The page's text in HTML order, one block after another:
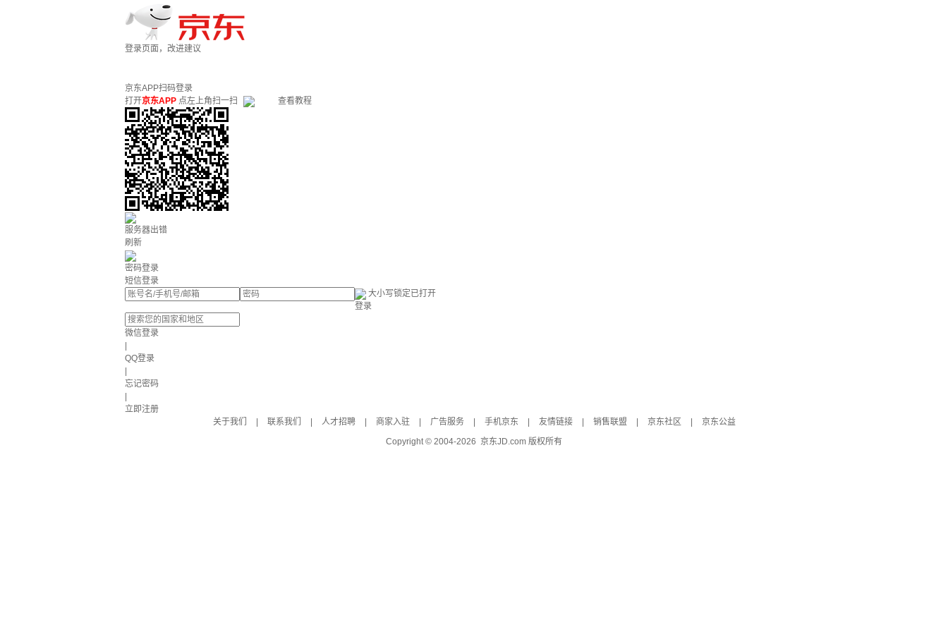
登录页面，改进建议
京东APP扫码登录
打开京东APP 点左上角扫一扫 查看教程
服务器出错
刷新
密码登录
短信登录
大小写锁定已打开
登录
微信登录
QQ登录
忘记密码
立即注册
关于我们
联系我们 人才招聘 商家入驻 广告服务 手机京东 友情链接 销售联盟 京东社区
京东公益
Copyright © 2004-2026 京东JD.com 版权所有